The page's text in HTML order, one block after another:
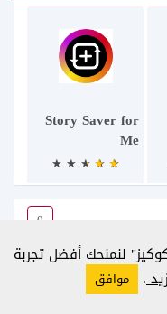
Story Saver for
Me
0
لنمنحك أفضل تجربة
. موافق